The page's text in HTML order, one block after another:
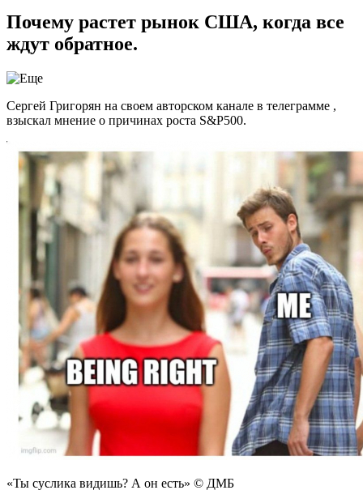
Почему растет рынок США, когда все
ждут обратное.
Сергей Григорян на своем авторском канале в телеграмме ,
взыскал мнение о причинах роста S&P500.
​​«Ты суслика видишь? А он есть» © ДМБ